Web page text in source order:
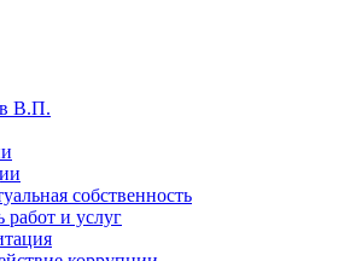
В.П.
собственность
работ и услуг